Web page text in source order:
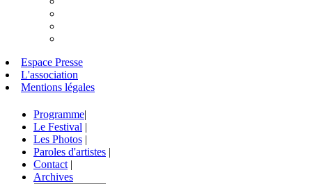
Espace Presse
L'association
Mentions légales
Programme|
Le Festival |
Les Photos |
Paroles d'artistes |
Contact |
Archives